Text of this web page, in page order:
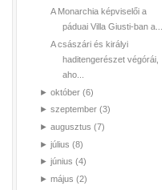
A Monarchia képviselői a
páduai Villa Giusti-ban a...
A császári és királyi
haditengerészet végórái,
aho...
► október (6)
► szeptember (3)
► augusztus (7)
► július (8)
► június (4)
► május (2)